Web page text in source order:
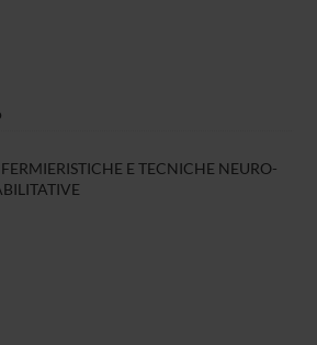
E TECNICHE NEURO-